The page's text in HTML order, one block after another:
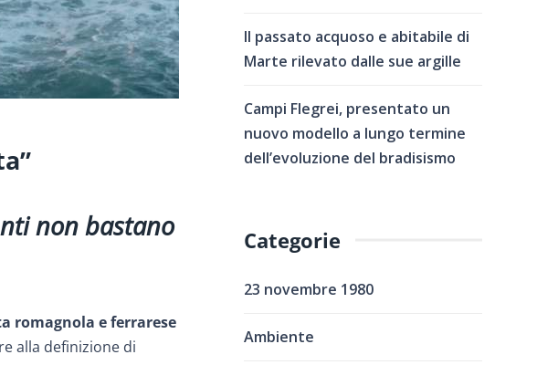
non bastano
romagnola e ferrarese
alla definizione di
Il passato acquoso e abitabile di
Marte rilevato dalle sue argille
Campi Flegrei, presentato un
nuovo modello a lungo termine
dell’evoluzione del bradisismo
Categorie
23 novembre 1980
Ambiente